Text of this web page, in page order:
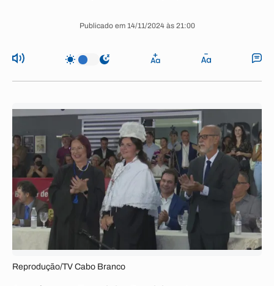
Publicado em 14/11/2024 às 21:00
Reprodução/TV Cabo Branco